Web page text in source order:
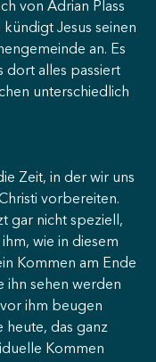
von Adrian Plass
Jesus seinen
an. Es
dort alles passiert
unterschiedlich
Zeit, in der wir uns
vorbereiten.
gar nicht speziell,
wie in diesem
Kommen am Ende
ihn sehen werden
ihm beugen
heute, das ganz
Kommen